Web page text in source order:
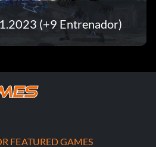
(+9 Entrenador)
FEATURED GAMES